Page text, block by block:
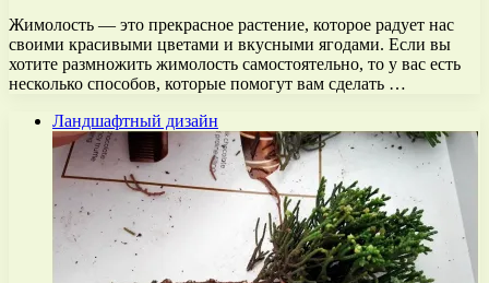
Жимолость — это прекрасное растение, которое радует нас
своими красивыми цветами и вкусными ягодами. Если вы
хотите размножить жимолость самостоятельно, то у вас есть
несколько способов, которые помогут вам сделать …
Ландшафтный дизайн